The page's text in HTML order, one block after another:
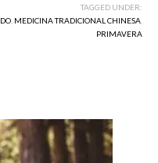
TAGGED UNDER:
MEDICINA TRADICIONAL CHINESA
PRIMAVERA